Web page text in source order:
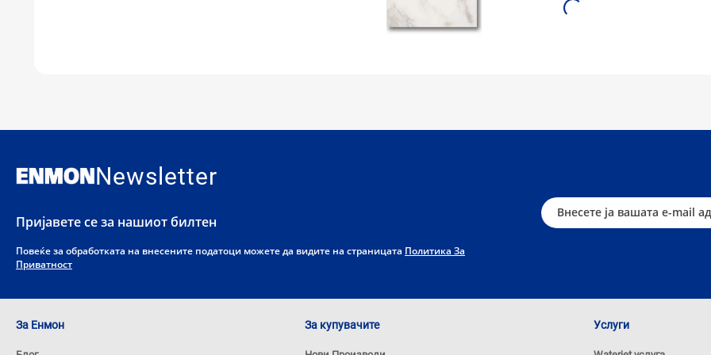
Newsletter
Пријавете се за нашиот билтен
Повеќе за обработката на внесените податоци можете да видите на страницата Политика За
Приватност
За Енмон За купувачите Услуги